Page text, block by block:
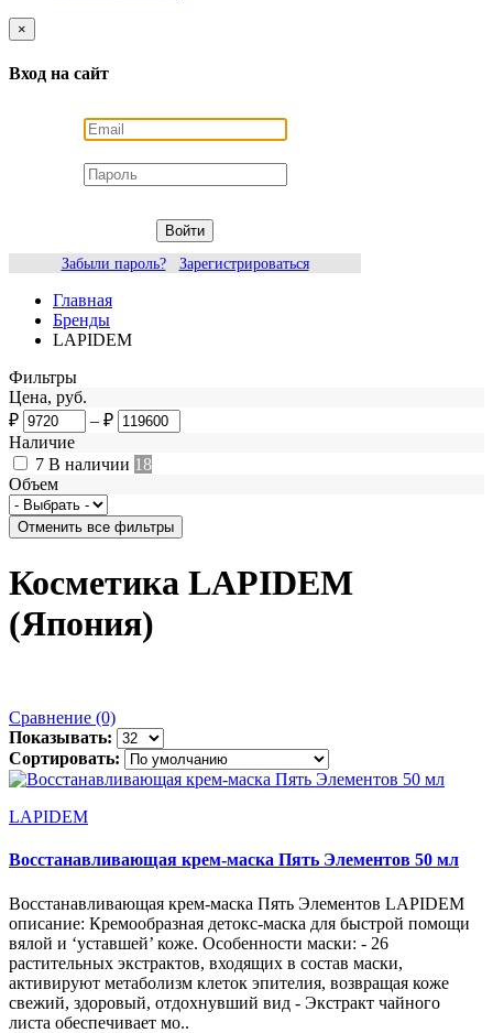
×
Вход на сайт
Войти
Забыли пароль?
Зарегистрироваться
Главная
Бренды
LAPIDEM
Фильтры
Цена, руб.
₽
– ₽
Наличие
7 В наличии 18
Объем
Косметика LAPIDEM
(Япония)
Сравнение (0)
Показывать:
Сортировать:
LAPIDEM
Восстанавливающая крем-маска Пять Элементов 50 мл
Восстанавливающая крем-маска Пять Элементов LAPIDEM
описание: Кремообразная детокс-маска для быстрой помощи
вялой и ‘уставшей’ коже. Особенности маски: - 26
растительных экстрактов, входящих в состав маски,
активируют метаболизм клеток эпителия, возвращая коже
свежий, здоровый, отдохнувший вид - Экстракт чайного
листа обеспечивает мо..